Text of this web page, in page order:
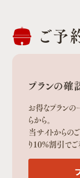
ご予
プランの確
お得なプラン
らから。
当サイトから
り10%割引でご